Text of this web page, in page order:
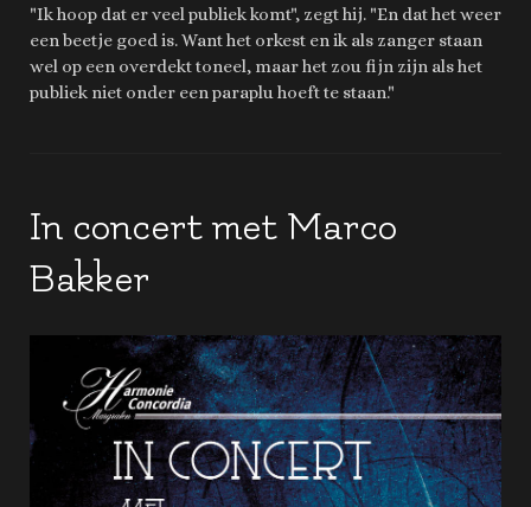
"Ik hoop dat er veel publiek komt", zegt hij. "En dat het weer
een beetje goed is. Want het orkest en ik als zanger staan
wel op een overdekt toneel, maar het zou fijn zijn als het
publiek niet onder een paraplu hoeft te staan."
In concert met Marco
Bakker